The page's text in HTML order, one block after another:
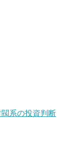
系の投資判断